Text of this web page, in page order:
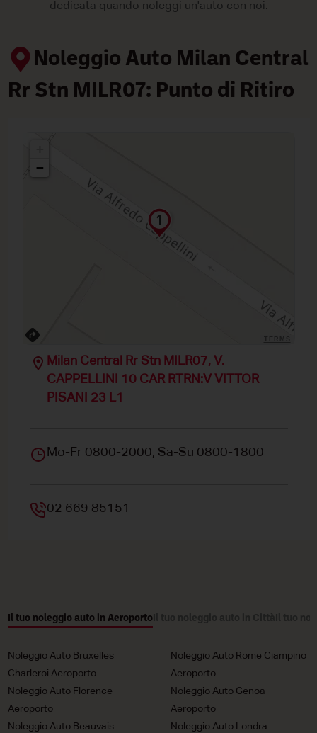
dedicata quando noleggi un'auto con noi.
Noleggio Auto Milan Central
Rr Stn MILR07: Punto di Ritiro
−
Milan Central Rr Stn MILR07, V.
CAPPELLINI 10 CAR RTRN:V VITTOR
PISANI 23 L1
Mo-Fr 0800-2000, Sa-Su 0800-1800
02 669 85151
Il tuo noleggio auto in Aeroporto
Noleggio Auto Bruxelles
Charleroi Aeroporto
Noleggio Auto Rome Ciampino
Aeroporto
Noleggio Auto Florence
Aeroporto
Noleggio Auto Genoa
Aeroporto
Noleggio Auto Beauvais
Noleggio Auto Londra